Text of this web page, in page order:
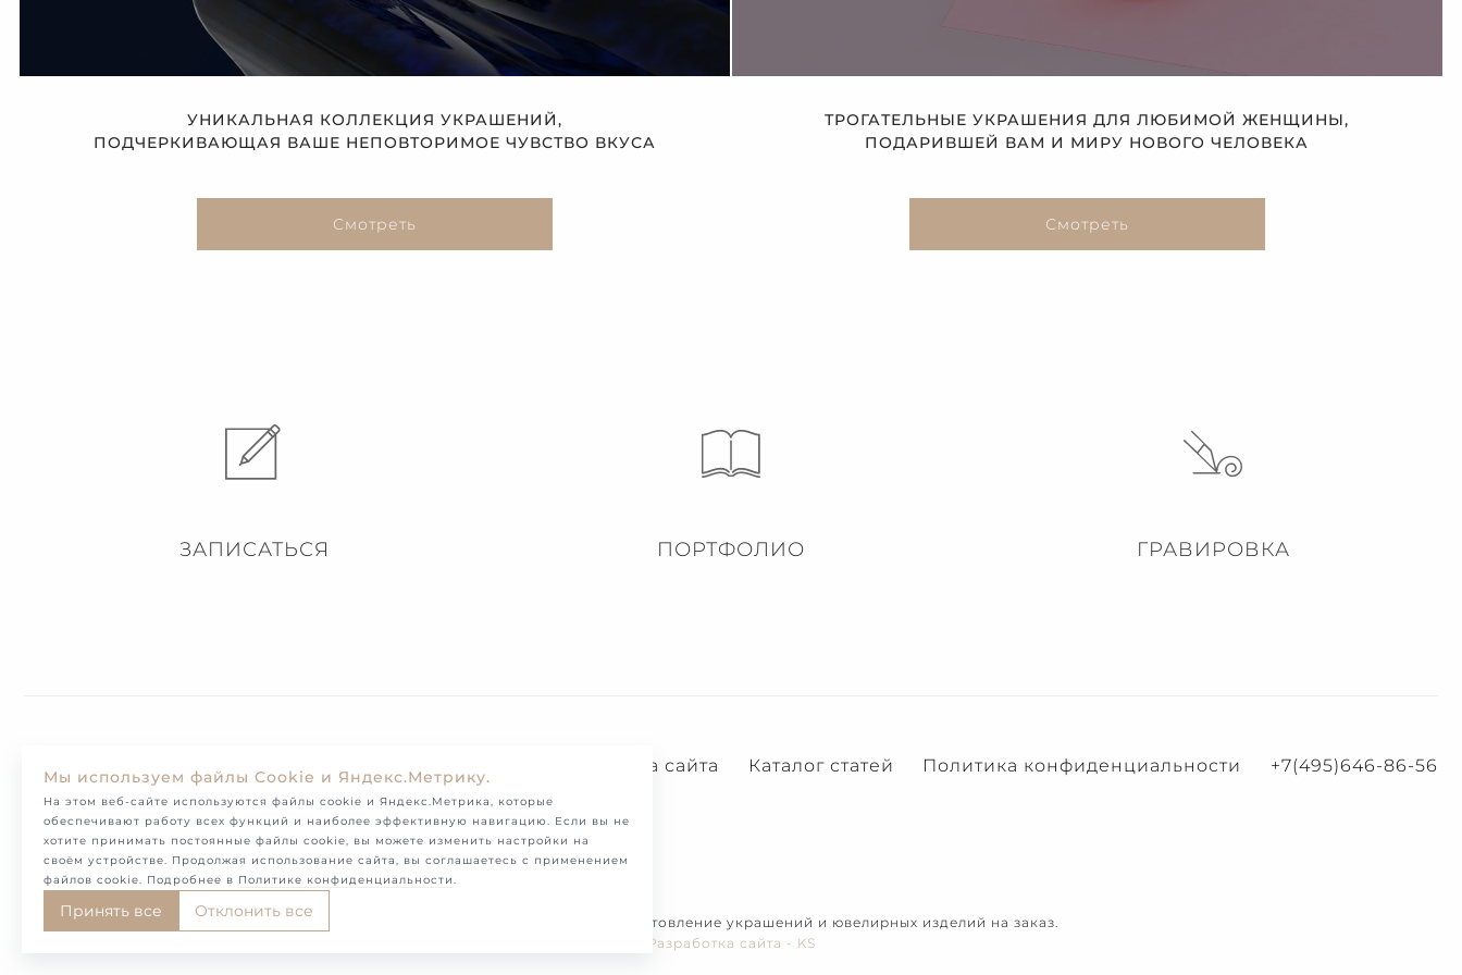
УНИКАЛЬНАЯ КОЛЛЕКЦИЯ УКРАШЕНИЙ,
ПОДЧЕРКИВАЮЩАЯ ВАШЕ НЕПОВТОРИМОЕ ЧУВСТВО ВКУСА
Смотреть
ТРОГАТЕЛЬНЫЕ УКРАШЕНИЯ ДЛЯ ЛЮБИМОЙ ЖЕНЩИНЫ,
ПОДАРИВШЕЙ ВАМ И МИРУ НОВОГО ЧЕЛОВЕКА
Смотреть
ЗАПИСАТЬСЯ ПОРТФОЛИО ГРАВИРОВКА
Карта сайта Каталог статей Политика конфиденциальности +7(495)646-86-56
© Melotto-2026. Продажа и изготовление украшений и ювелирных изделий на заказ.
Разработка сайта - KS
Мы используем файлы Cookie и Яндекс.Метрику.
На этом веб-сайте используются файлы cookie и Яндекс.Метрика, которые
обеспечивают работу всех функций и наиболее эффективную навигацию. Если вы не
хотите принимать постоянные файлы cookie, вы можете изменить настройки на
своём устройстве. Продолжая использование сайта, вы соглашаетесь с применением
файлов cookie. Подробнее в Политике конфиденциальности.
Принять все Отклонить все